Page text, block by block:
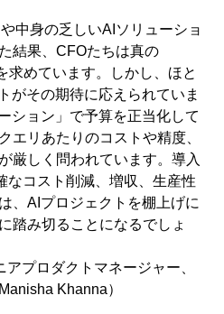
中身の乏しいAIソリューショ
結果、CFOたちは真の
求めています。しかし、ほと
がその期待に応えられていま
ション」で予算を正当化して
エリあたりのコストや精度、
厳しく問われています。導入
なコスト削減、増収、生産性
、AIプロジェクトを棚上げに
踏み切ることになるでしょ
プロダクトマネージャー、
Khanna）